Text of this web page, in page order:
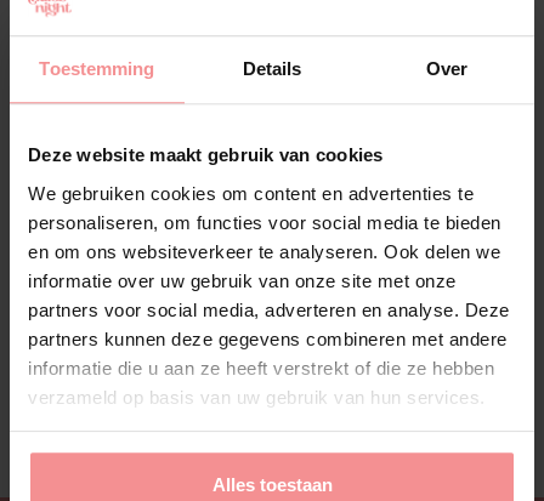
Toestemming Details Over
Deze website maakt gebruik van cookies
We gebruiken cookies om content en advertenties te
personaliseren, om functies voor social media te bieden
en om ons websiteverkeer te analyseren. Ook delen we
informatie over uw gebruik van onze site met onze
partners voor social media, adverteren en analyse. Deze
partners kunnen deze gegevens combineren met andere
informatie die u aan ze heeft verstrekt of die ze hebben
verzameld op basis van uw gebruik van hun services.
Alles toestaan
23 april 2021
Kaat | Kennis is macht, ook op seksueel vlak!
Zoveel seksuele onwetendheid Zoals de meeste
van jullie weten geef ik ook les op de hogeschool.
Dat is op het Postgraduaat Seksuologische
Hulpverlening. In dit postgraduaat spijker ik
seksualiteit van een heel aantal hulpverleners bij.